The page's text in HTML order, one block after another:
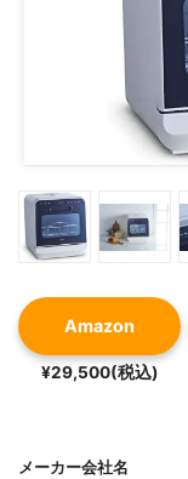
Amazon
¥29,500(税込)
メーカー会社名